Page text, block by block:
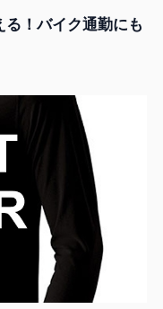
！バイク通勤にも